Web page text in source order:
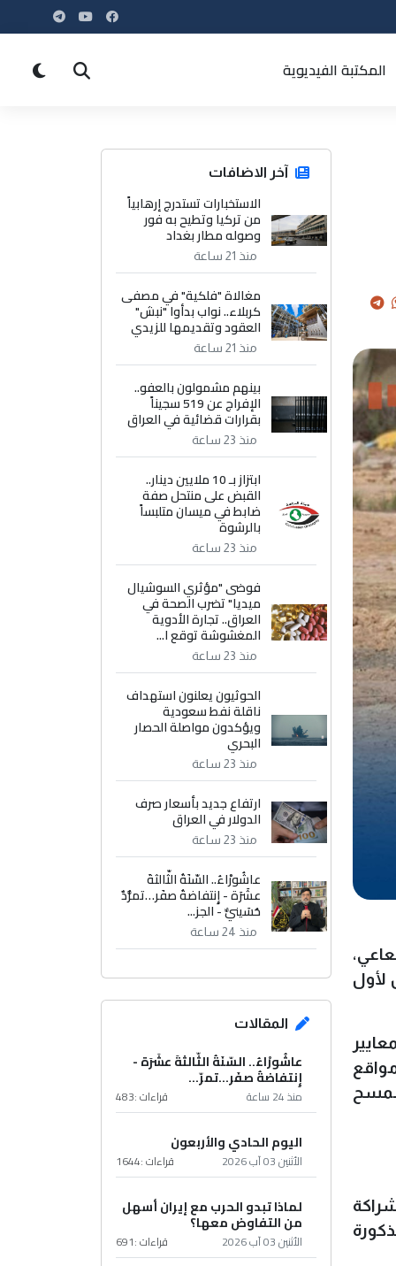
المكتبة الفيديوية
لأول
آخر الاضافات
الاستخبارات تستدرج إرهابياً
من تركيا وتطيح به فور
وصوله مطار بغداد
منذ 21 ساعة
مغالاة "فلكية" في مصفى
كربلاء.. نواب بدأوا "نبش"
العقود وتقديمها للزيدي
منذ 21 ساعة
بينهم مشمولون بالعفو..
الإفراج عن 519 سجيناً
بقرارات قضائية في العراق
منذ 23 ساعة
ابتزاز بـ 10 ملايين دينار..
القبض على منتحل صفة
ضابط في ميسان متلبساً
بالرشوة
منذ 23 ساعة
فوضى "مؤثري السوشيال
ميديا" تضرب الصحة في
العراق.. تجارة الأدوية
المغشوشة توقع ا...
منذ 23 ساعة
الحوثيون يعلنون استهداف
ناقلة نفط سعودية
ويؤكدون مواصلة الحصار
البحري
منذ 23 ساعة
ارتفاع جديد بأسعار صرف
الدولار في العراق
منذ 23 ساعة
عاشُورْاءُ.. السّنَةُ الثّالثةَ
عشَرَة - إِنتفاضةُ صفَر…تمرُّدٌ
حُسَينيٌّ - الجز...
منذ 24 ساعة
المقالات
عاشُورْاءُ.. السّنَةُ الثّالثةَ عشَرَة -
إِنتفاضةُ صفَر…تمرّ...
منذ 24 ساعة قراءات :483
اليوم الحادي والأربعون
الأثنين 03 آب 2026 قراءات :1644
لماذا تبدو الحرب مع إيران أسهل
من التفاوض معها؟
الأثنين 03 آب 2026 قراءات :691